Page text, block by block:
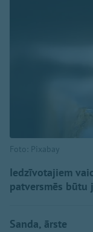
Foto: Pixabay
Iedzīvotajiem
patversmēs būtu
Sanda, ārste